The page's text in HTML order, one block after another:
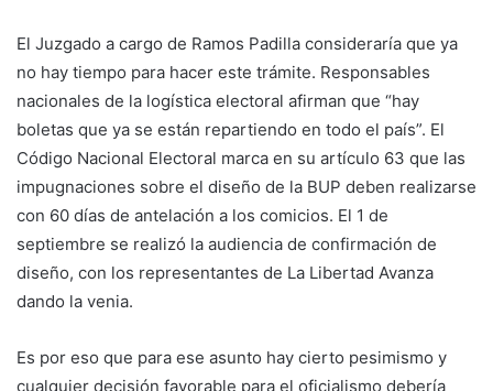
El Juzgado a cargo de Ramos Padilla consideraría que ya
no hay tiempo para hacer este trámite. Responsables
nacionales de la logística electoral afirman que “hay
boletas que ya se están repartiendo en todo el país”. El
Código Nacional Electoral marca en su artículo 63 que las
impugnaciones sobre el diseño de la BUP deben realizarse
con 60 días de antelación a los comicios. El 1 de
septiembre se realizó la audiencia de confirmación de
diseño, con los representantes de La Libertad Avanza
dando la venia.
Es por eso que para ese asunto hay cierto pesimismo y
cualquier decisión favorable para el oficialismo debería